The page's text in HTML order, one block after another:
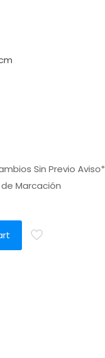
Sin Previo Aviso*
Marcación